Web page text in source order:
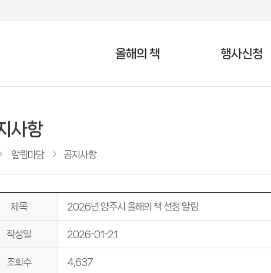
올해의 책
올해의 책 북크로싱
행사신청
사항
알림마당 공지사항
제목 2026년 양주시 올해의 책 선정 알림
작성일 2026-01-21
조회수 4,637